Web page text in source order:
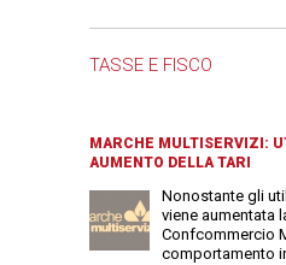
TASSE E FISCO
MARCHE MULTISERVIZI:
AUMENTO DELLA TARI
Nonostante gli
viene aumentata
Confcommercio
comportamento